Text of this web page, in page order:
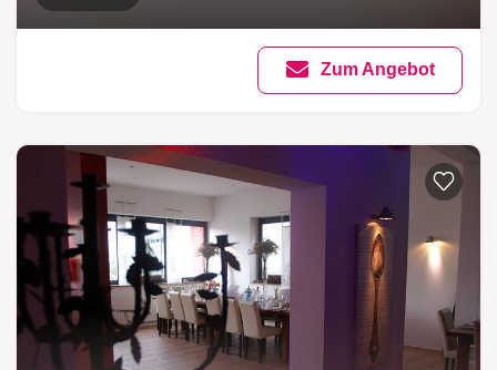
Zum Angebot